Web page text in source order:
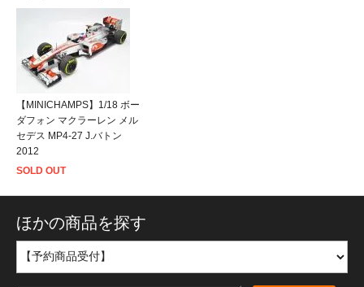
【MINICHAMPS】1/18 ボー
ダフォン マクラーレン メル
セデス MP4-27 J.バトン
2012
SOLD OUT
ほかの商品を探す